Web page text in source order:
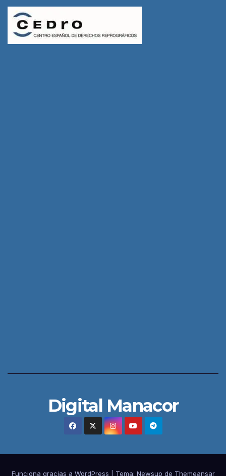
Digital Manacor
Funciona gracias a WordPress Tema: Newsup de Themeansar